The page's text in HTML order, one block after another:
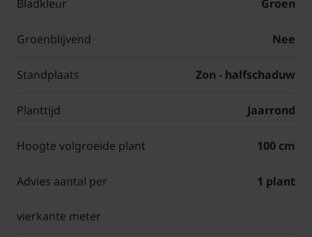
Bladkleur Groen
Groenblijvend Nee
Standplaats Zon - halfschaduw
Planttijd Jaarrond
Hoogte volgroeide plant 100 cm
Advies aantal per
vierkante meter
1 plant